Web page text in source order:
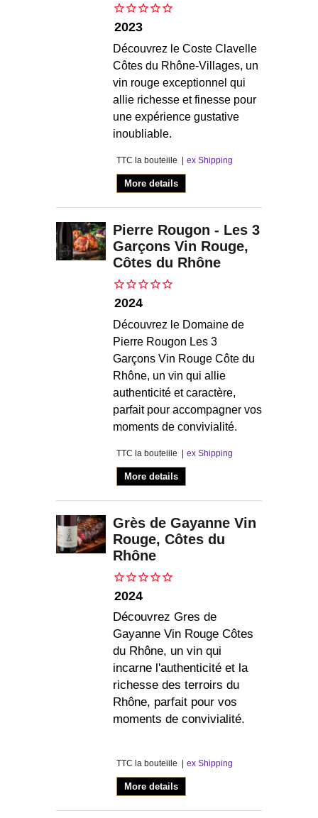
2023
Découvrez le Coste Clavelle
Côtes du Rhône-Villages, un
vin rouge exceptionnel qui
allie richesse et finesse pour
une expérience gustative
inoubliable.
TTC la bouteiile ex Shipping
More details
Pierre Rougon - Les 3
Garçons Vin Rouge,
Côtes du Rhône
2024
Découvrez le Domaine de
Pierre Rougon Les 3
Garçons Vin Rouge Côte du
Rhône, un vin qui allie
authenticité et caractère,
parfait pour accompagner vos
moments de convivialité.
TTC la bouteiile ex Shipping
More details
Grès de Gayanne Vin
Rouge, Côtes du
Rhône
2024
Découvrez Gres de
Gayanne Vin Rouge Côtes
du Rhône, un vin qui
incarne l'authenticité et la
richesse des terroirs du
Rhône, parfait pour vos
moments de convivialité.
TTC la bouteiile ex Shipping
More details